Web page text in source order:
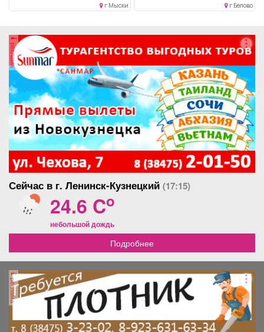
г Мыски г Белово
реклама
Сейчас в г. Ленинск-Кузнецкий (17:15)
24.6 Co
небольшой дождь
Подробнее
реклама